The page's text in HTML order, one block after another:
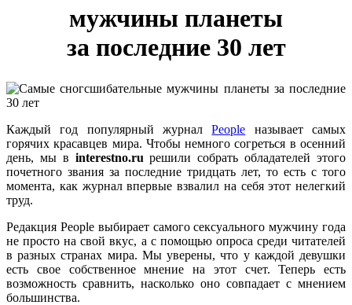
мужчины планеты
за последние 30 лет
Каждый год популярный журналPeople называет самых
горячих красавцев мира. Чтобы немного согреться в осенний
день, мы в interestno.ru решили собрать обладателей этого
почетного звания за последние тридцать лет, то есть с того
момента, как журнал впервые взвалил на себя этот нелегкий
труд.
Редакция People выбирает самого сексуального мужчину года
не просто на свой вкус, а с помощью опроса среди читателей
в разных странах мира. Мы уверены, что у каждой девушки
есть свое собственное мнение на этот счет. Теперь есть
возможность сравнить, насколько оно совпадает с мнением
большинства.